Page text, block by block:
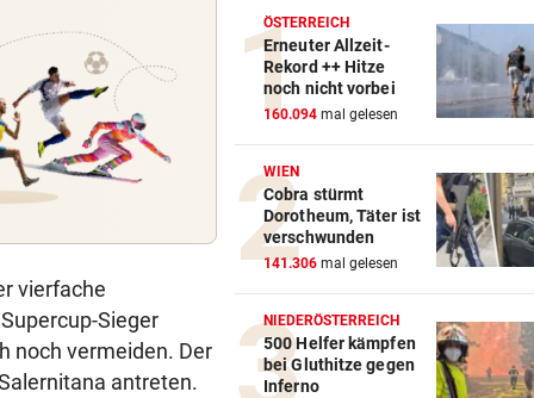
vierfache
Sieger
noch vermeiden. Der
antreten.
ÖSTERREICH
Erneuter Allzeit-
Rekord ++ Hitze
noch nicht vorbei
160.094 mal gelesen
WIEN
Cobra stürmt
Dorotheum, Täter ist
verschwunden
141.306 mal gelesen
NIEDERÖSTERREICH
500 Helfer kämpfen
bei Gluthitze gegen
Inferno